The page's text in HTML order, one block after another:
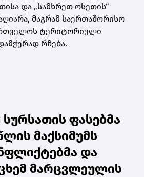
და „სამხრეთ ოსეთის“
მაგრამ საერთაშორისო
ტერიტორიული
რჩება.
ფასებმა
მაქსიმუმს
და
მარცვლეულის